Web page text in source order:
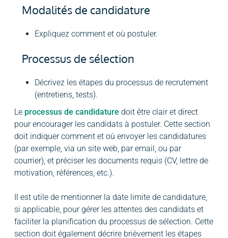
Modalités de candidature
Expliquez comment et où postuler.
Processus de sélection
Décrivez les étapes du processus de recrutement
(entretiens, tests).
Le processus de candidature doit être clair et direct
pour encourager les candidats à postuler. Cette section
doit indiquer comment et où envoyer les candidatures
(par exemple, via un site web, par email, ou par
courrier), et préciser les documents requis (CV, lettre de
motivation, références, etc.).
Il est utile de mentionner la date limite de candidature,
si applicable, pour gérer les attentes des candidats et
faciliter la planification du processus de sélection. Cette
section doit également décrire brièvement les étapes